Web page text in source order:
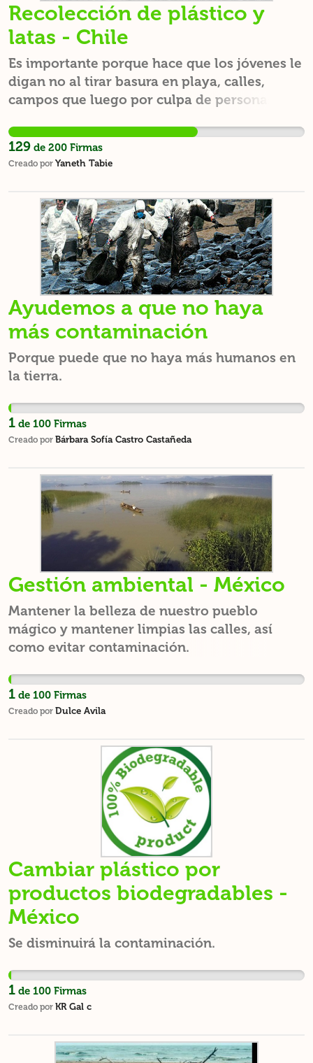
Recolección de plástico y
latas - Chile
Es importante porque hace que los jóvenes le
digan no al tirar basura en playa, calles,
campos que luego por culpa de personas
especies como los pájaros y otros hagan sus
nidos para tener sus polluelos.
129 de 200 Firmas
Creado por Yaneth Tabie
Ayudemos a que no haya
más contaminación
Porque puede que no haya más humanos en
la tierra.
1 de 100 Firmas
Creado por Bárbara Sofía Castro Castañeda
Gestión ambiental - México
Mantener la belleza de nuestro pueblo
mágico y mantener limpias las calles, así
como evitar contaminación.
1 de 100 Firmas
Creado por Dulce Avila
Cambiar plástico por
productos biodegradables -
México
Se disminuirá la contaminación.
1 de 100 Firmas
Creado por KR Gal c